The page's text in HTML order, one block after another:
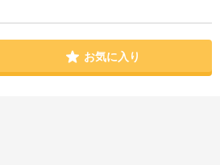
お気に入り